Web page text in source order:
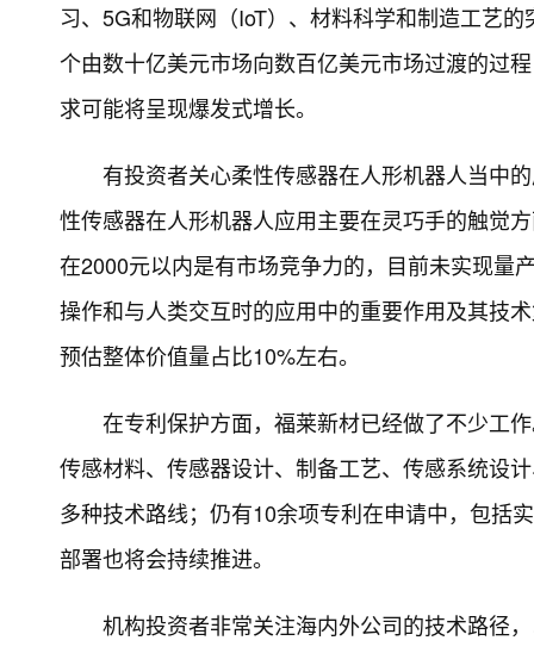
习、5G和物联网（IoT）、材料科学和制造工艺
个由数十亿美元市场向数百亿美元市场过渡的过
求可能将呈现爆发式增长。
有投资者关心柔性传感器在人形机器人当中
性传感器在人形机器人应用主要在灵巧手的触觉
在2000元以内是有市场竞争力的，目前未实现量
操作和与人类交互时的应用中的重要作用及其技
预估整体价值量占比10%左右。
在专利保护方面，福莱新材已经做了不少工
传感材料、传感器设计、制备工艺、传感系统设
多种技术路线；仍有10余项专利在申请中，包括
部署也将会持续推进。
机构投资者非常关注海内外公司的技术路径